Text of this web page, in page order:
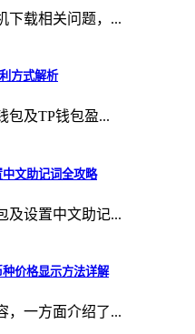
下载相关问题，...
方式解析
包及TP钱包盈...
文助记词全攻略
及设置中文助记...
价格显示方法详解
，一方面介绍了...